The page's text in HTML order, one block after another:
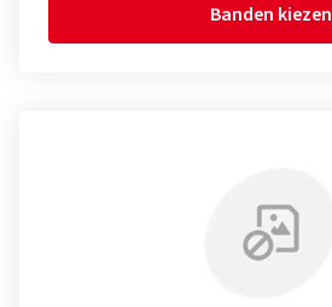
Banden kiezen